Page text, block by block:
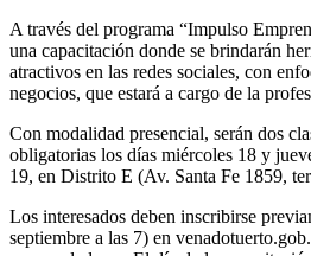
A través del programa “Impulso
una capacitación donde se brindarán
atractivos en las redes sociales, con
negocios, que estará a cargo de la
Con modalidad presencial, serán dos
obligatorias los días miércoles 18 y
19, en Distrito E (Av. Santa Fe 1859,
Los interesados deben inscribirse
septiembre a las 7) en